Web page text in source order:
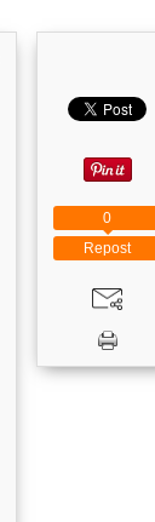
Repost
0